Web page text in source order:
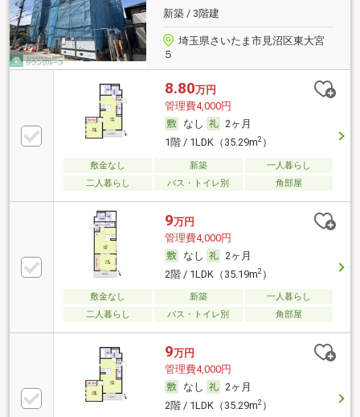
新築 / 3階建
埼玉県さいたま市見沼区東大宮
５
8.80万円
管理費4,000円
なし
2ヶ月
1階 / 1LDK（35.29m2）
敷金なし 新築
一人暮らし
二人暮らし
バス・トイレ別 角部屋
9万円
管理費4,000円
なし
2ヶ月
2階 / 1LDK（35.19m2）
敷金なし 新築
一人暮らし
二人暮らし
バス・トイレ別 角部屋
9万円
管理費4,000円
なし
2ヶ月
2階 / 1LDK（35.29m2）